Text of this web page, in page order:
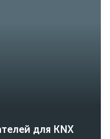
для KNX